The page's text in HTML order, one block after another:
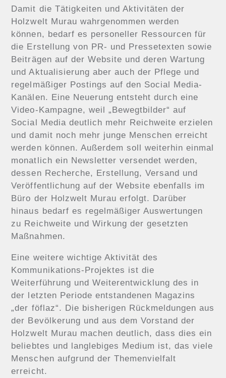
Damit die Tätigkeiten und Aktivitäten der
Holzwelt Murau wahrgenommen werden
können, bedarf es personeller Ressourcen für
die Erstellung von PR- und Pressetexten sowie
Beiträgen auf der Website und deren Wartung
und Aktualisierung aber auch der Pflege und
regelmäßiger Postings auf den Social Media-
Kanälen. Eine Neuerung entsteht durch eine
Video-Kampagne, weil „Bewegtbilder“ auf
Social Media deutlich mehr Reichweite erzielen
und damit noch mehr junge Menschen erreicht
werden können. Außerdem soll weiterhin einmal
monatlich ein Newsletter versendet werden,
dessen Recherche, Erstellung, Versand und
Veröffentlichung auf der Website ebenfalls im
Büro der Holzwelt Murau erfolgt. Darüber
hinaus bedarf es regelmäßiger Auswertungen
zu Reichweite und Wirkung der gesetzten
Maßnahmen.
Eine weitere wichtige Aktivität des
Kommunikations-Projektes ist die
Weiterführung und Weiterentwicklung des in
der letzten Periode entstandenen Magazins
„der föflaz“. Die bisherigen Rückmeldungen aus
der Bevölkerung und aus dem Vorstand der
Holzwelt Murau machen deutlich, dass dies ein
beliebtes und langlebiges Medium ist, das viele
Menschen aufgrund der Themenvielfalt
erreicht.